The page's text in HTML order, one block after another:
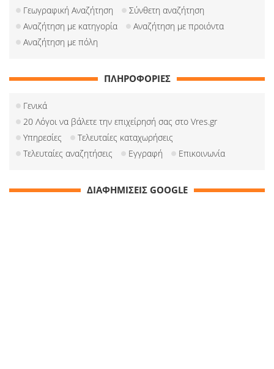
Γεωγραφική Αναζήτηση
Σύνθετη αναζήτηση
Αναζήτηση με κατηγορία
Αναζήτηση με προιόντα
Αναζήτηση με πόλη
ΠΛΗΡΟΦΟΡΙΕΣ
Γενικά
20 Λόγοι να βάλετε την επιχείρησή σας στο Vres.gr
Υπηρεσίες
Τελευταίες καταχωρήσεις
Τελευταίες αναζητήσεις
Εγγραφή Επικοινωνία
ΔΙΑΦΗΜΙΣΕΙΣ GOOGLE